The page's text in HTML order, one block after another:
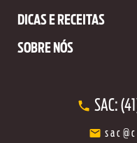
DICAS E RECEITAS
SOBRE NÓS
SAC: